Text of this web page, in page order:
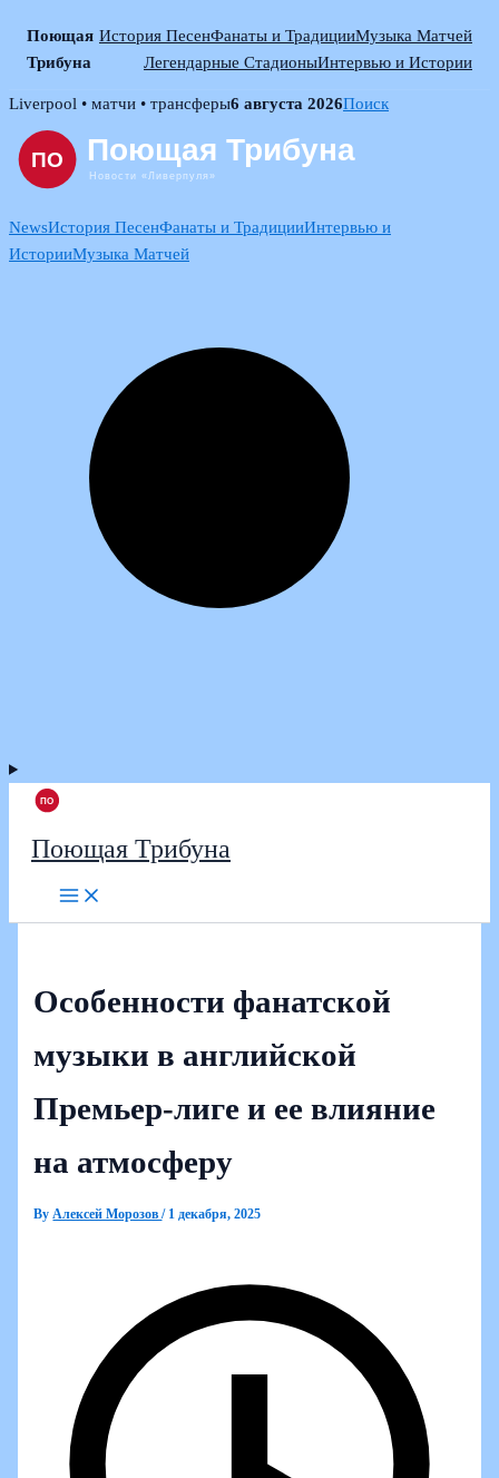
Поющая
Трибуна
История ПесенФанаты и ТрадицииМузыка Матчей
Легендарные СтадионыИнтервью и Истории
Skip
content
Liverpool • матчи • трансферы6 августа 2026Поиск
NewsИстория ПесенФанаты и ТрадицииИнтервью и
ИсторииМузыка Матчей
Поющая Трибуна
Особенности фанатской
музыки в английской
Премьер-лиге и ее влияние
на атмосферу
ByАлексей Морозов/ 1 декабря, 2025